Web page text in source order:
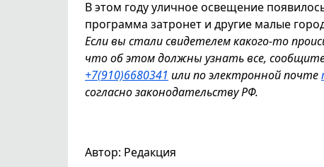
В этом году уличное освещение
программа затронет и другие малые
Если вы стали свидетелем какого-то
что об этом должны узнать все,
+7(910)6680341 или по электронной почте
согласно законодательству РФ.
Автор: Редакция